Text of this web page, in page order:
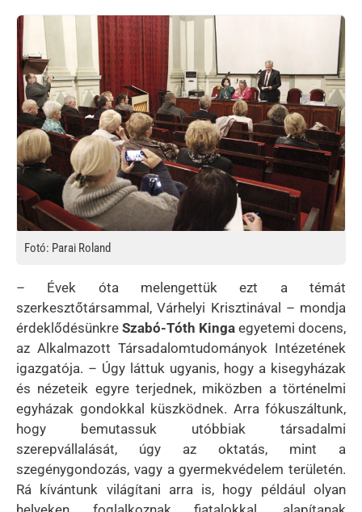
Kép
Fotó: Parai Roland
– Évek óta melengettük ezt a témát
szerkesztőtársammal, Várhelyi Krisztinával – mondja
érdeklődésünkre Szabó-Tóth Kinga egyetemi docens,
az Alkalmazott Társadalomtudományok Intézetének
igazgatója. – Úgy láttuk ugyanis, hogy a kisegyházak
és nézeteik egyre terjednek, miközben a történelmi
egyházak gondokkal küszködnek. Arra fókuszáltunk,
hogy bemutassuk utóbbiak társadalmi
szerepvállalását, úgy az oktatás, mint a
szegénygondozás, vagy a gyermekvédelem területén.
Rá kívántunk világítani arra is, hogy például olyan